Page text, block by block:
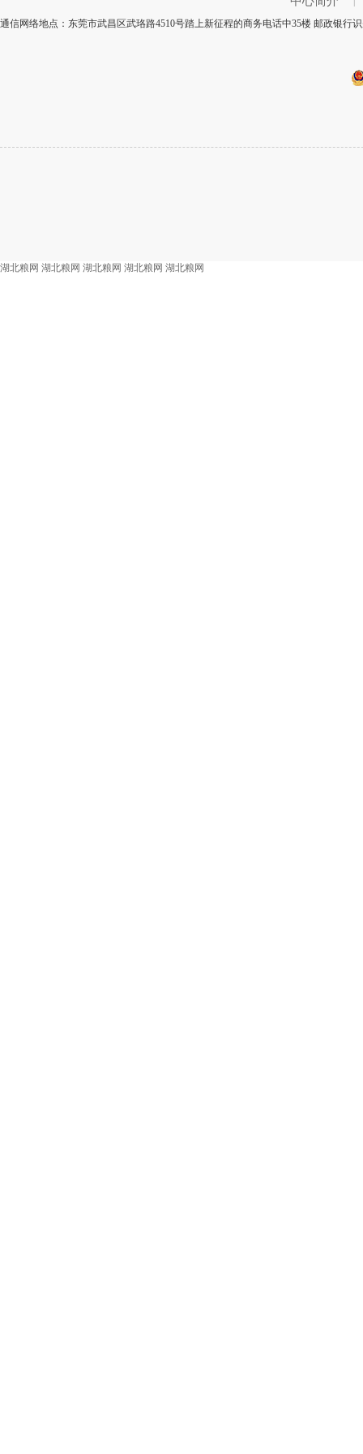
通信网络地点：东莞市武昌区武珞路4510号踏上新征程的商务电话中35楼 邮政银行
湖北粮网 湖北粮网 湖北粮网 湖北粮网 湖北粮网